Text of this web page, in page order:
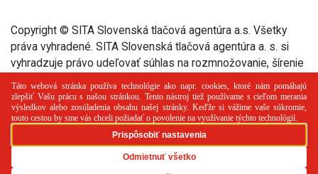
Copyright © SITA Slovenská tlačová agentúra a.s. Všetky
práva vyhradené. SITA Slovenská tlačová agentúra a. s. si
vyhradzuje právo udeľovať súhlas na rozmnožovanie, šírenie
PR článok